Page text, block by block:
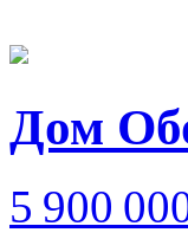
Дом
5 900